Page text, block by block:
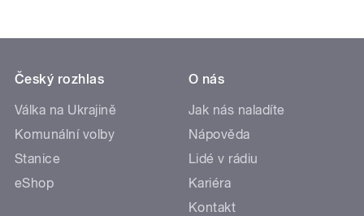
Český rozhlas
Válka na Ukrajině
Komunální volby
Stanice
eShop
O nás
Jak nás naladíte
Nápověda
Lidé v rádiu
Kariéra
Kontakt